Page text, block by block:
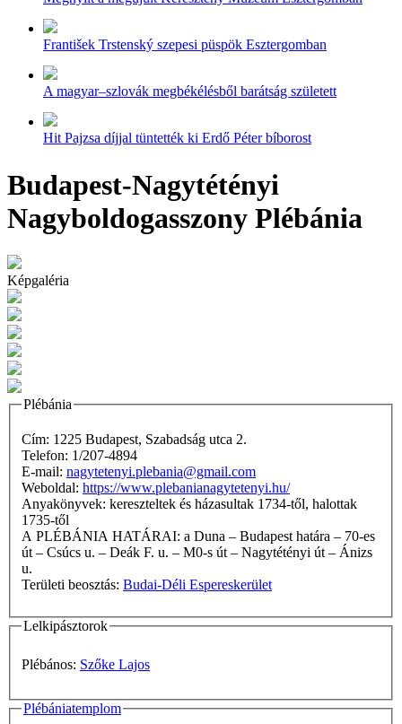
František Trstenský szepesi püspök Esztergomban
A magyar–szlovák megbékélésből barátság született
Hit Pajzsa díjjal tüntették ki Erdő Péter bíborost
Budapest-Nagytétényi
Nagyboldogasszony Plébánia
Képgaléria
Plébánia
Cím: 1225 Budapest, Szabadság utca 2.
Telefon: 1/207-4894
E-mail: nagytetenyi.plebania@gmail.com
Weboldal: https://www.plebanianagytetenyi.hu/
Anyakönyvek: kereszteltek és házasultak 1734-től, halottak
1735-től
A PLÉBÁNIA HATÁRAI: a Duna – Budapest határa – 70-es
út – Csúcs u. – Deák F. u. – M0-s út – Nagytétényi út – Ánizs
u.
Területi beosztás: Budai-Déli Espereskerület
Lelkipásztorok
Plébános: Szőke Lajos
Plébániatemplom